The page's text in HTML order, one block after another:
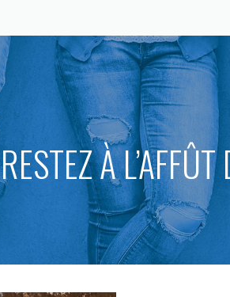
RESTEZ À